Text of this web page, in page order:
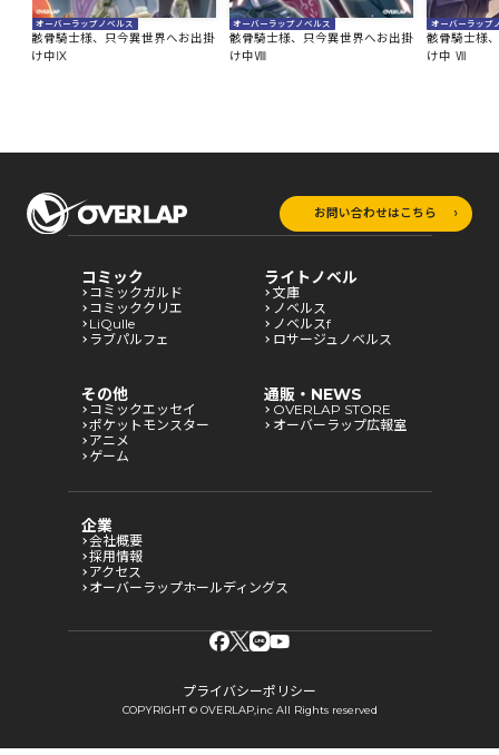
オーバーラップノベルス
骸骨騎士様、只今異世界へお出掛
け中Ⅸ
オーバーラップノベルス
骸骨騎士様、只今異世界へお出掛
け中Ⅷ
オーバーラップ
骸骨騎士様
け中 Ⅶ
お問い合わせはこちら
コミック
コミックガルド
コミッククリエ
LiQulle
ラブパルフェ
ライトノベル
文庫
ノベルス
ノベルスf
ロサージュノベルス
その他
コミックエッセイ
ポケットモンスター
アニメ
ゲーム
通販・NEWS
OVERLAP STORE
オーバーラップ広報室
企業
会社概要
採用情報
アクセス
オーバーラップホールディングス
プライバシーポリシー
COPYRIGHT © OVERLAP,inc All Rights reserved